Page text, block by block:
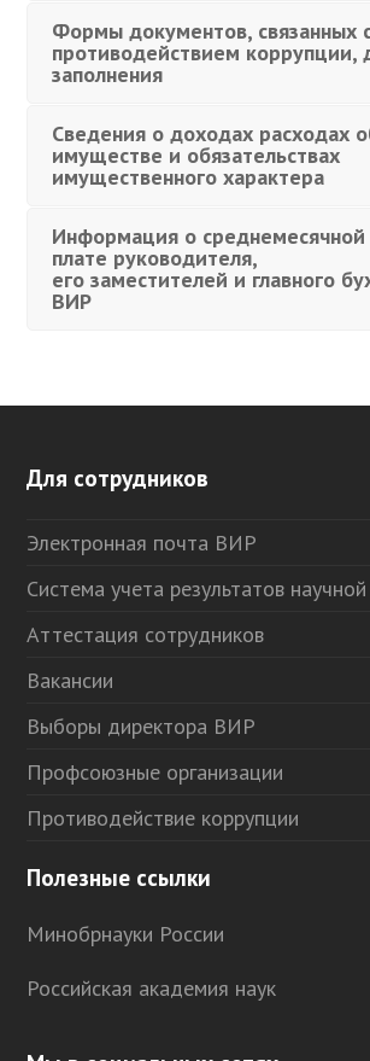
Формы документов, связанных
противодействием коррупции,
заполнения
Сведения о доходах расходах
имуществе и обязательствах
имущественного характера
Информация о среднемесячной
плате руководителя,
его заместителей и главного
ВИР
Для сотрудников
Электронная почта ВИР
Система учета результатов
Аттестация сотрудников
Вакансии
Выборы директора ВИР
Профсоюзные организации
Противодействие коррупции
Полезные ссылки
Минобрнауки России
Российская академия наук